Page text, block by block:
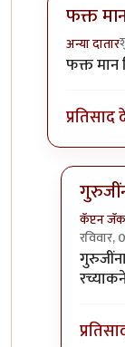
फक्त
अन्या दातार
In reply
फक्त मान
प्रतिसाद
कॅप्टन जॅक
In